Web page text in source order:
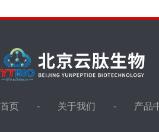
首页 关于我们 产品